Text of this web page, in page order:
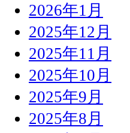
2026年1月
2025年12月
2025年11月
2025年10月
2025年9月
2025年8月